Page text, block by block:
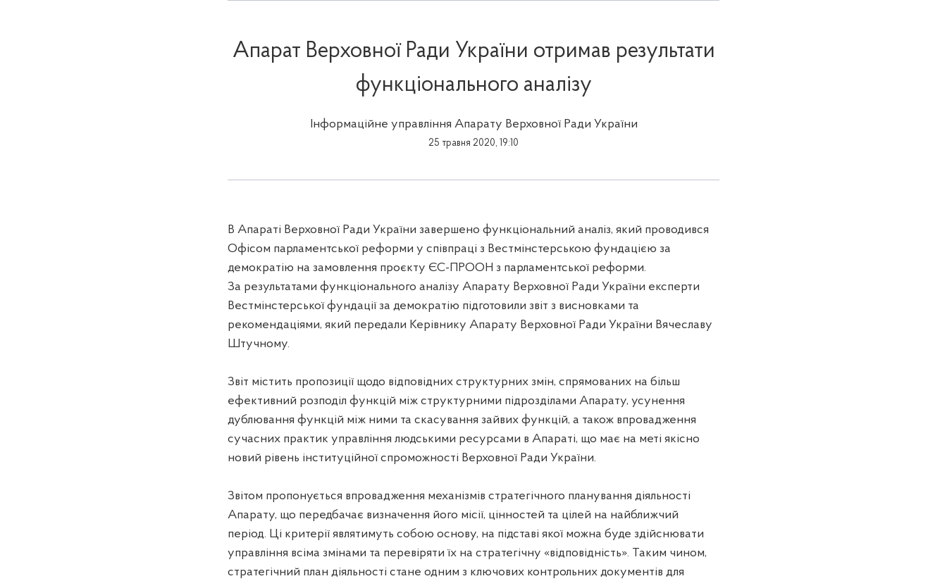
Апарат Верховної Ради України отримав результати
функціонального аналізу
Інформаційне управління Апарату Верховної Ради України
25 травня 2020, 19:10
В Апараті Верховної Ради України завершено функціональний аналіз, який проводився
Офісом парламентської реформи у співпраці з Вестмінстерською фундацією за
демократію на замовлення проєкту ЄС-ПРООН з парламентської реформи.
За результатами функціонального аналізу Апарату Верховної Ради України експерти
Вестмінстерської фундації за демократію підготовили звіт з висновками та
рекомендаціями, який передали Керівнику Апарату Верховної Ради України Вячеславу
Штучному.
Звіт містить пропозиції щодо відповідних структурних змін, спрямованих на більш
ефективний розподіл функцій між структурними підрозділами Апарату, усунення
дублювання функцій між ними та скасування зайвих функцій, а також впровадження
сучасних практик управління людськими ресурсами в Апараті, що має на меті якісно
новий рівень інституційної спроможності Верховної Ради України.
Звітом пропонується впровадження механізмів стратегічного планування діяльності
Апарату, що передбачає визначення його місії, цінностей та цілей на найближчий
період. Ці критерії являтимуть собою основу, на підставі якої можна буде здійснювати
управління всіма змінами та перевіряти їх на стратегічну «відповідність». Таким чином,
стратегічний план діяльності стане одним з ключових контрольних документів для